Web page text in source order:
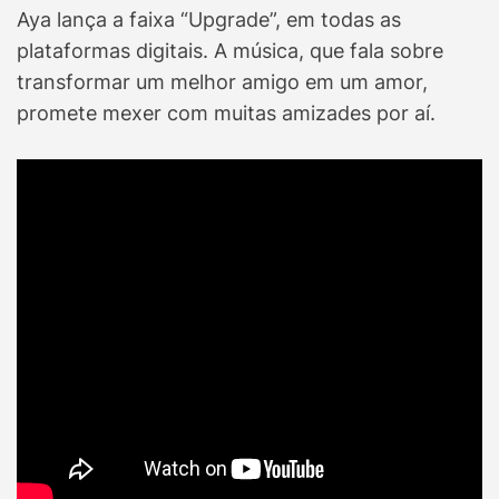
Aya lança a faixa “Upgrade”, em todas as
plataformas digitais. A música, que fala sobre
transformar um melhor amigo em um amor,
promete mexer com muitas amizades por aí.